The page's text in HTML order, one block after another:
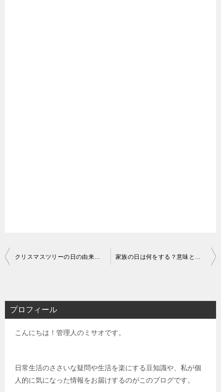
投
ビ
ゲ
クリスマスツリーの日の由来とは？意味を超分りやすく説明！ 家族の日は何をする？意味と祝日じゃない理由【2025年版】
プロフィール
こんにちは！管理人のミサオです。
日常生活のささいな疑問や生活を楽にする豆知識や、私が個
人的に気になった情報をお届けするのがこのブログです。